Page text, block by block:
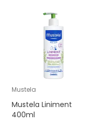
Mustela
Mustela Liniment
400ml